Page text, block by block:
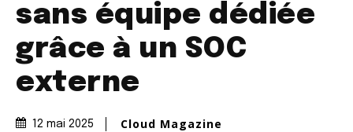
sans équipe dédiée
grâce à un SOC
externe
12 mai 2025 Cloud Magazine